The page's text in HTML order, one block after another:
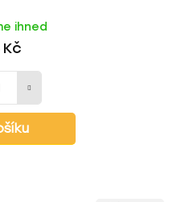
ihned